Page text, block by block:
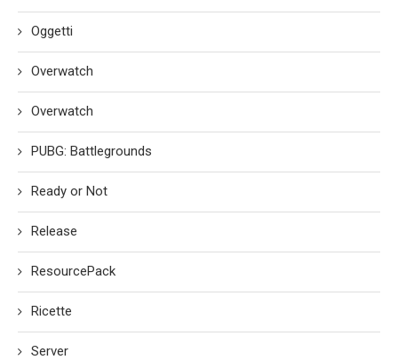
Oggetti
Overwatch
Overwatch
PUBG: Battlegrounds
Ready or Not
Release
ResourcePack
Ricette
Server